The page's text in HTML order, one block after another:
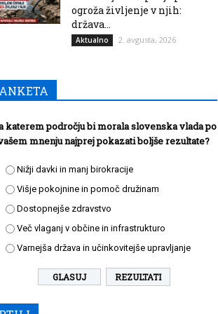
ogroža življenje v njih:
država...
Aktualno 2. avgusta, 2026
ANKETA
katerem področju bi morala slovenska vlada po
mnenju najprej pokazati boljše rezultate?
Nižji davki in manj birokracije
Višje pokojnine in pomoč družinam
Dostopnejše zdravstvo
Več vlaganj v občine in infrastrukturo
Varnejša država in učinkovitejše upravljanje
REZULTATI